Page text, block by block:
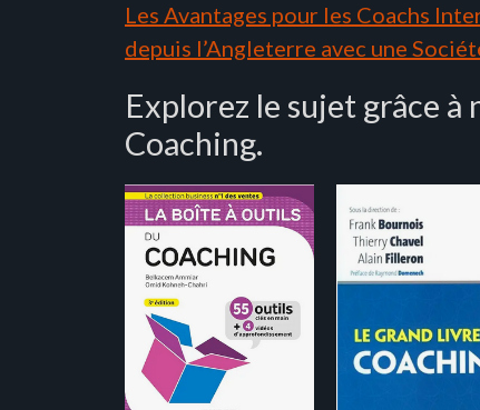
Les Avantages pour les Coachs
depuis l’Angleterre avec une
Explorez le sujet grâce
Coaching.